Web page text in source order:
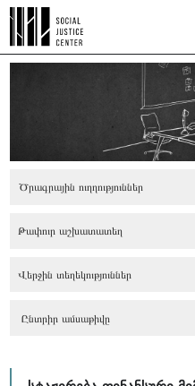
Ծրագրային ուղղություններ
Թափուր աշխատատեղ
Վերջին տեղեկություններ